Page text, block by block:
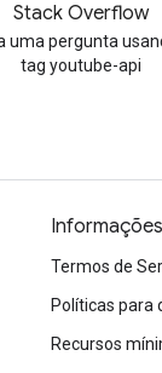
Stack Overflow
uma pergunta
tag youtube-api
Termos de
Políticas para
Recursos